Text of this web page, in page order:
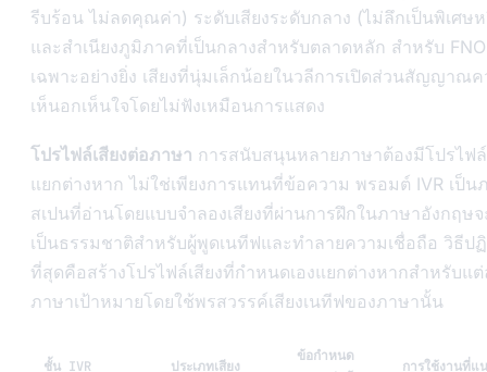
รีบร้อน ไม่ลดคุณค่า) ระดับเสียงระดับกลาง (ไม่ลึกเป็นพิเศษ
และสำเนียงภูมิภาคที่เป็นกลางสำหรับตลาดหลัก สำหรับ
เฉพาะอย่างยิ่ง เสียงที่นุ่มเล็กน้อยในวลีการเปิดส่วนสัญญาณ
เห็นอกเห็นใจโดยไม่ฟังเหมือนการแสดง
โปรไฟล์เสียงต่อภาษา การสนับสนุนหลายภาษาต้องมีโปรไฟล์
แยกต่างหาก ไม่ใช่เพียงการแทนที่ข้อความ พรอมต์ IVR เป็น
สเปนที่อ่านโดยแบบจำลองเสียงที่ผ่านการฝึกในภาษาอังกฤษ
เป็นธรรมชาติสำหรับผู้พูดเนทีฟและทำลายความเชื่อถือ วิธีป
ที่สุดคือสร้างโปรไฟล์เสียงที่กำหนดเองแยกต่างหากสำหรับแ
ภาษาเป้าหมายโดยใช้พรสวรรค์เสียงเนทีฟของภาษานั้น
ชั้น IVR ประเภทเสียง
ข้อกำหนด
การใช้งานที่แ